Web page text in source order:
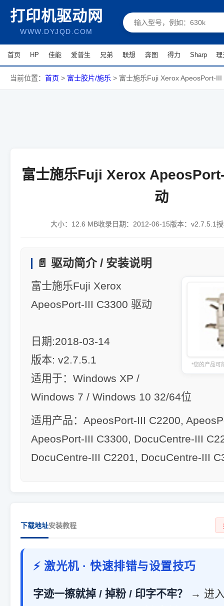
打印机驱动网
WWW.DYJQD.COM
首页 HP 佳能 爱普生 兄弟 联想 奔图 得力 Sharp 理
当前位置： 首页 > 富士胶片/施乐 > 富士施乐Fuji Xerox ApeosPort-
富士施乐Fuji Xerox
动
大小： 12.6 MB收录日期： 2012-06-15版本： v2.7.5.1
📄 驱动简介 / 安装说明
*您的产品可
富士施乐Fuji Xerox
ApeosPort-III C3300 驱动
日期:2018-03-14
版本: v2.7.5.1
适用于：Windows XP /
Windows 7 / Windows 10 32/64位
适用产品：ApeosPort-III C2200,
ApeosPort-III C3300, DocuCentre-III
DocuCentre-III C2201, DocuCentre-III
下载地址安装教程
⚡ 激光机 · 快速排错与设置技巧
字迹一擦就掉 / 掉粉 / 印字不牢？
→ 进